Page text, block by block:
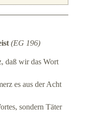
(EG 196)
daß wir das Wort
es aus der Acht
sondern Täter